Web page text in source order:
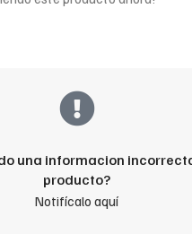
una informacion
producto?
Notifícalo aquí